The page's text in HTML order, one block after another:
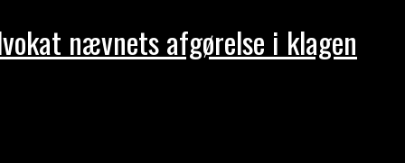
nævnets afgørelse i klagen